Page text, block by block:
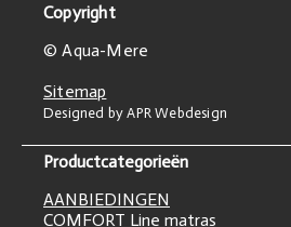
Copyright
© Aqua-Mere
Sitemap
Designed by APR Webdesign
Productcategorieën
AANBIEDINGEN
COMFORT Line matras